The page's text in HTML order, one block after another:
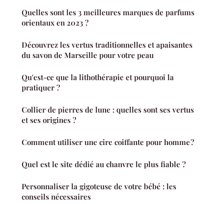
Quelles sont les 3 meilleures marques de parfums
orientaux en 2023 ?
Découvrez les vertus traditionnelles et apaisantes
du savon de Marseille pour votre peau
Qu'est-ce que la lithothérapie et pourquoi la
pratiquer ?
Collier de pierres de lune : quelles sont ses vertus
et ses origines ?
Comment utiliser une cire coiffante pour homme ?
Quel est le site dédié au chanvre le plus fiable ?
Personnaliser la gigoteuse de votre bébé : les
conseils nécessaires